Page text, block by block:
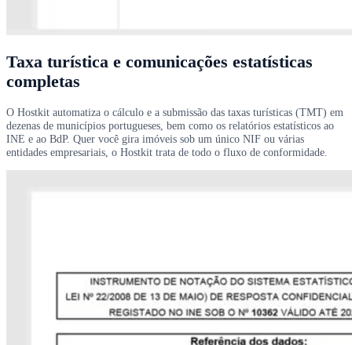
Taxa turística e comunicações estatísticas
completas
O Hostkit automatiza o cálculo e a submissão das taxas turísticas (TMT) em
dezenas de municípios portugueses, bem como os relatórios estatísticos ao
INE e ao BdP. Quer você gira imóveis sob um único NIF ou várias
entidades empresariais, o Hostkit trata de todo o fluxo de conformidade.